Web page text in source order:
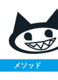
メソッド